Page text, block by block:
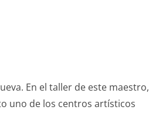
En el taller de este maestro,
uno de los centros artísticos